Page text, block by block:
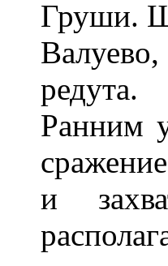
Груши.
редута.
Ранним
и